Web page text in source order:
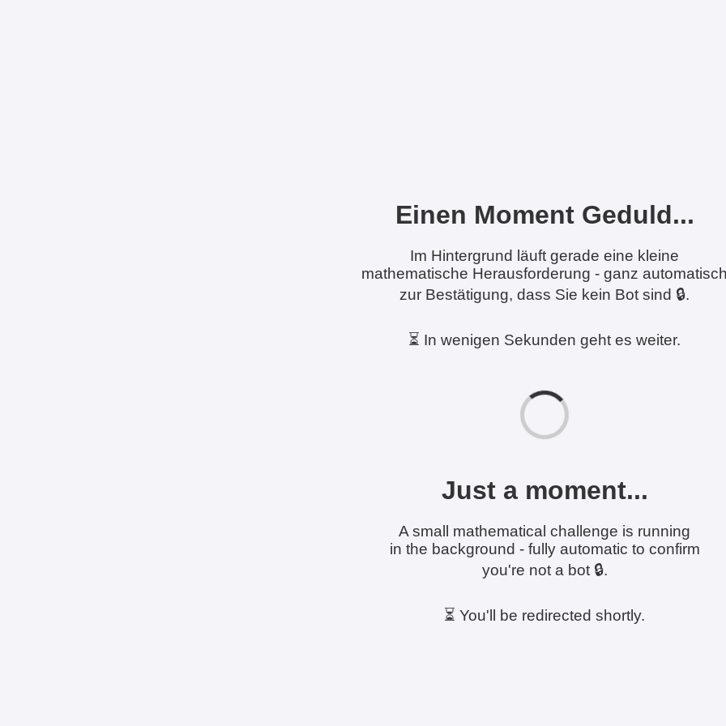
Einen Moment Geduld...
Im Hintergrund läuft gerade eine kleine
mathematische Herausforderung - ganz
zur Bestätigung, dass Sie kein Bot sind 🔒.
⏳ In wenigen Sekunden geht es weiter.
Just a moment...
A small mathematical challenge is running
in the background - fully automatic to confirm
you're not a bot 🔒.
⏳ You'll be redirected shortly.